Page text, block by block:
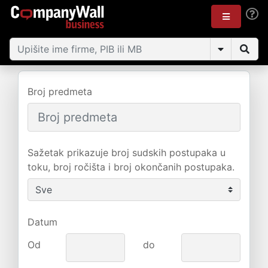
Broj predmeta
Sažetak prikazuje broj sudskih postupaka u
toku, broj ročišta i broj okončanih postupaka.
Datum
Od
do